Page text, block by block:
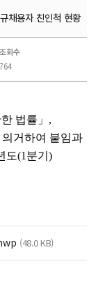
채용자 친인척 현황
조회수
764
법률 」 ,
의거하여 붙임과
도(1 분기 )
(48.0 KB)